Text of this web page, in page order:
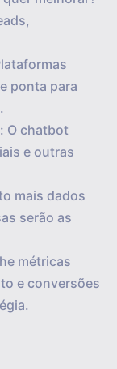
ponta para
O chatbot
e outras
mais dados
serão as
métricas
e conversões